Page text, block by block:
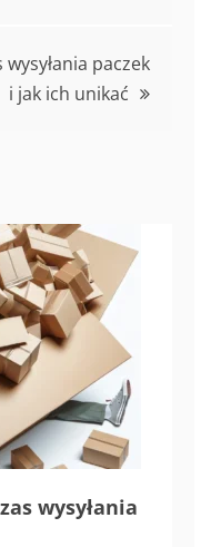
paczek
i jak ich unikać
wysyłania